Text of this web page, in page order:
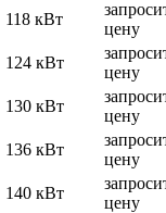
118 кВт
цену
124 кВт
цену
130 кВт
цену
136 кВт
цену
140 кВт
цену